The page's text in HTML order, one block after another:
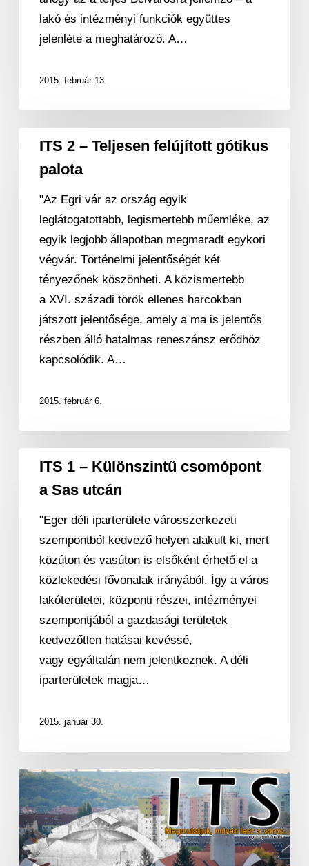
lakó és intézményi funkciók együttes
jelenléte a meghatározó. A…
2015. február 13.
Teljesen
felújított
gótikus
palota
ITS 2 – Teljesen felújított gótikus
palota
"Az Egri vár az ország egyik
leglátogatottabb, legismertebb műemléke, az
egyik legjobb állapotban megmaradt egykori
végvár. Történelmi jelentőségét két
tényezőnek köszönheti. A közismertebb
a XVI. századi török ellenes harcokban
játszott jelentősége, amely a ma is jelentős
részben álló hatalmas reneszánsz erődhöz
kapcsolódik. A…
2015. február 6.
Különszintű
csomópont
utcán
ITS 1 – Különszintű csomópont
a Sas utcán
"Eger déli iparterülete városszerkezeti
szempontból kedvező helyen alakult ki, mert
közúton és vasúton is elsőként érhető el a
közlekedési fővonalak irányából. Így a város
lakóterületei, központi részei, intézményei
szempontjából a gazdasági területek
kedvezőtlen hatásai kevéssé,
vagy egyáltalán nem jelentkeznek. A déli
iparterületek magja…
2015. január 30.
ITS
–
Megmutatjuk,
milyen
lesz